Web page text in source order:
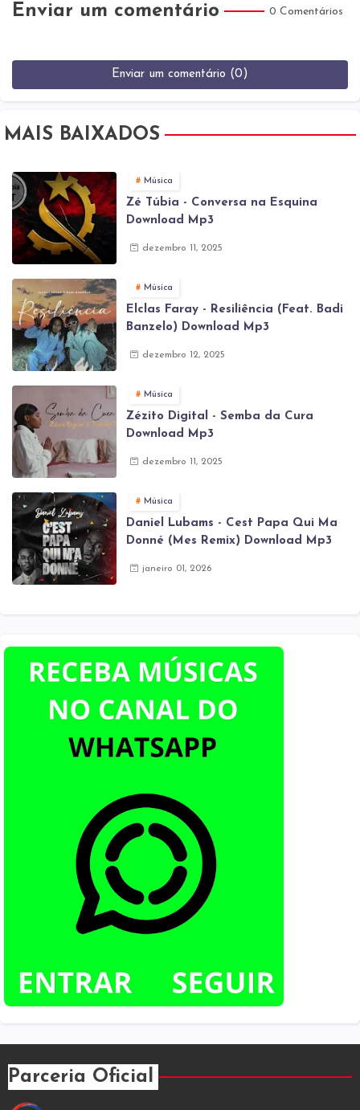
Enviar um comentário 0 Comentários
Enviar um comentário (0)
MAIS BAIXADOS
Música
Zé Túbia - Conversa na Esquina
Download Mp3
dezembro 11, 2025
Música
Elclas Faray - Resiliência (Feat. Badi
Banzelo) Download Mp3
dezembro 12, 2025
Música
Zézito Digital - Semba da Cura
Download Mp3
dezembro 11, 2025
Música
Daniel Lubams - Cest Papa Qui Ma
Donné (Mes Remix) Download Mp3
janeiro 01, 2026
Parceria Oficial